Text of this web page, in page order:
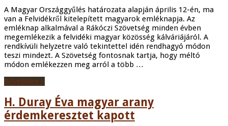
A Magyar Országgyűlés határozata alapján április 12-én, ma
van a Felvidékről kitelepített magyarok emléknapja. Az
emléknap alkalmával a Rákóczi Szövetség minden évben
megemlékezik a felvidéki magyar közösség kálváriájáról. A
rendkívüli helyzetre való tekintettel idén rendhagyó módon
teszi mindezt. A Szövetség fontosnak tartja, hogy méltó
módon emlékezzen meg arról a több …
Bővebben »
H. Duray Éva magyar arany
érdemkeresztet kapott